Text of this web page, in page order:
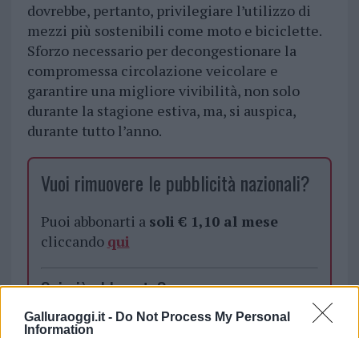
Galluraoggi.it - Do Not Process My Personal
Information
dovrebbe, pertanto, privilegiare l’utilizzo di
mezzi più sostenibili come moto e biciclette.
Sforzo necessario per decongestionare la
compromessa circolazione veicolare e
garantire una migliore vivibilità, non solo
durante la stagione estiva, ma, si auspica,
durante tutto l’anno.
Vuoi rimuovere le pubblicità nazionali?
Puoi abbonarti a soli € 1,10 al mese
cliccando qui
Sei già abbonato?
Puoi effettuare l'accesso andando nella